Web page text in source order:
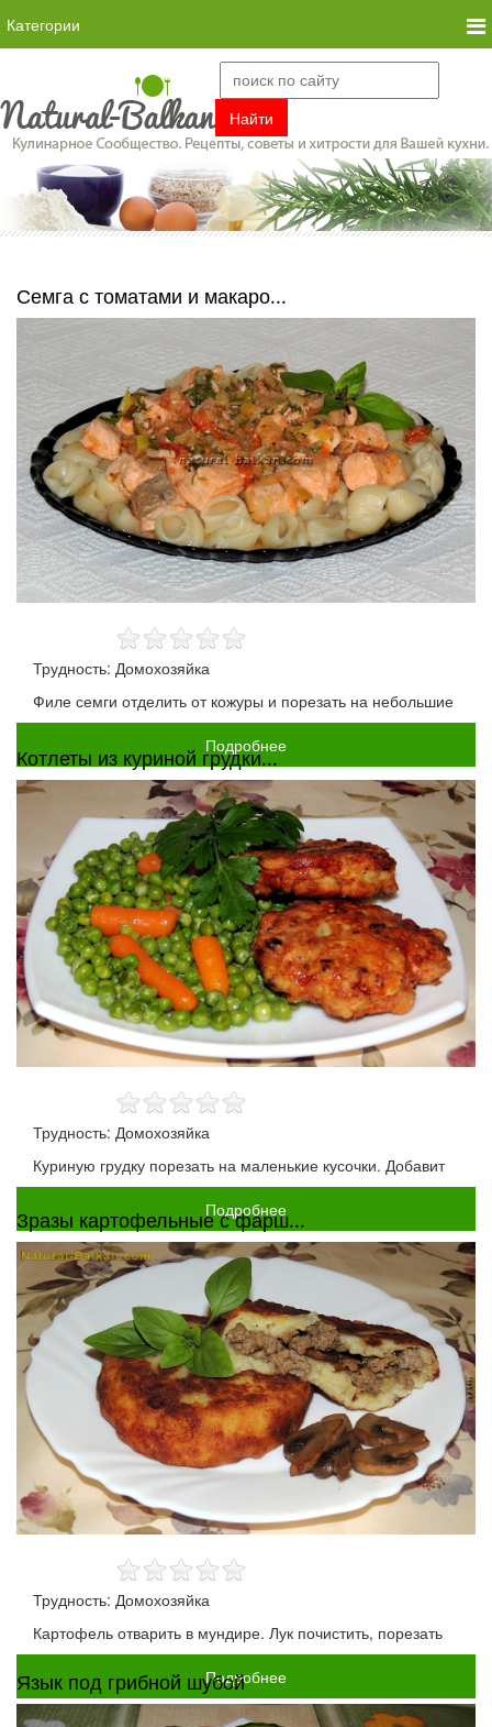
Категории
Семга с томатами и макаро...
Трудность: Домохозяйка
Филе семги отделить от кожуры и порезать на небольшие
Подробнее
Котлеты из куриной грудки...
Трудность: Домохозяйка
Куриную грудку порезать на маленькие кусочки. Добавит
Подробнее
Зразы картофельные с фарш...
Трудность: Домохозяйка
Картофель отварить в мундире. Лук почистить, порезать
Подробнее
Язык под грибной шубой